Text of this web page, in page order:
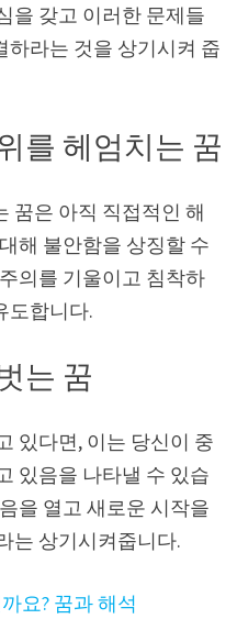
을 갖고 이러한 문제들
하라는 것을 상기시켜 줍
를 헤엄치는 꿈
꿈은 아직 직접적인 해
해 불안함을 상징할 수
의를 기울이고 침착하
도합니다.
는 꿈
있다면, 이는 당신이 중
있음을 나타낼 수 있습
을 열고 새로운 시작을
는 상기시켜줍니다.
요? 꿈과 해석